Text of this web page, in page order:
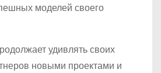
моделей своего
удивлять своих
новыми проектами и